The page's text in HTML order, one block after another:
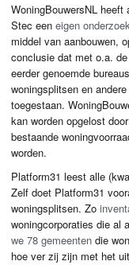
WoningBouwersNL
Stec eeneigen
middel van aanbouwen,
conclusie dat met o.a.
eerder genoemde
woningsplitsen en
toegestaan.
kan worden opgelost
bestaande
worden.
Platform31 leest alle
Zelf doet Platform31
woningsplitsen. Zo
woningcorporaties die al
we 78 gemeenten die
hoe ver zij zijn met het